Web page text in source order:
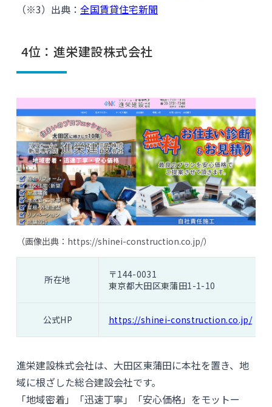
（※3）出典： 全国賃貸住宅新聞
4位：進栄建設株式会社
（画像出典： https://shinei-construction.co.jp/）
所在地
〒144-0031
東京都大田区東蒲田1-1-10
公式HP https://shinei-construction.co.jp/
進栄建設株式会社は、大田区東蒲田に本社を置き、地
域に根ざした総合建設会社です。
「地域密着」「迅速丁寧」「安心価格」をモットー